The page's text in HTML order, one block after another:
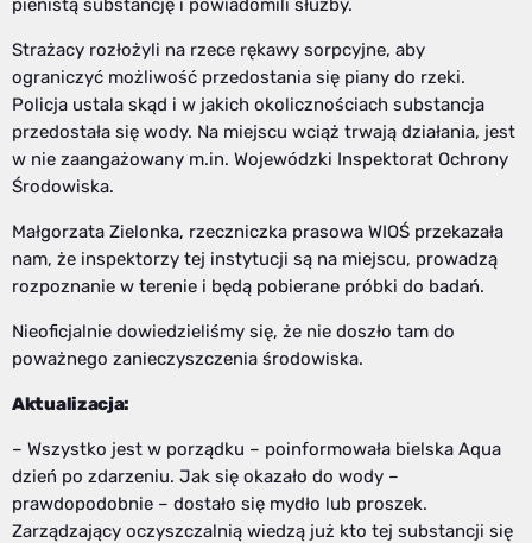
Strażacy rozłożyli na rzece rękawy sorpcyjne, aby
ograniczyć możliwość przedostania się piany do rzeki.
Policja ustala skąd i w jakich okolicznościach substancja
przedostała się wody. Na miejscu wciąż trwają działania, jest
w nie zaangażowany m.in. Wojewódzki Inspektorat Ochrony
Środowiska.
Małgorzata Zielonka, rzeczniczka prasowa WIOŚ przekazała
nam, że inspektorzy tej instytucji są na miejscu, prowadzą
rozpoznanie w terenie i będą pobierane próbki do badań.
Nieoficjalnie dowiedzieliśmy się, że nie doszło tam do
poważnego zanieczyszczenia środowiska.
Aktualizacja:
– Wszystko jest w porządku – poinformowała bielska Aqua
dzień po zdarzeniu. Jak się okazało do wody –
prawdopodobnie – dostało się mydło lub proszek.
Zarządzający oczyszczalnią wiedzą już kto tej substancji się